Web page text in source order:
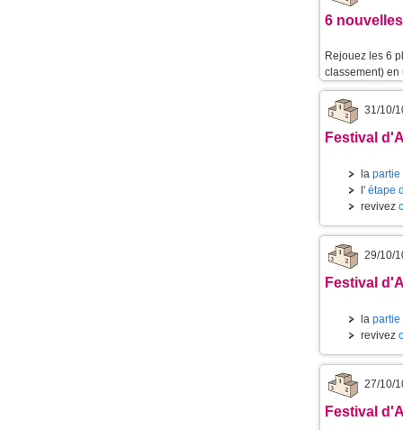
6
Rejouez les 6
classement)
31/10/
Festival
la partie
l' étape
revivez
29/10/
Festival
la partie
revivez
27/10/
Festival